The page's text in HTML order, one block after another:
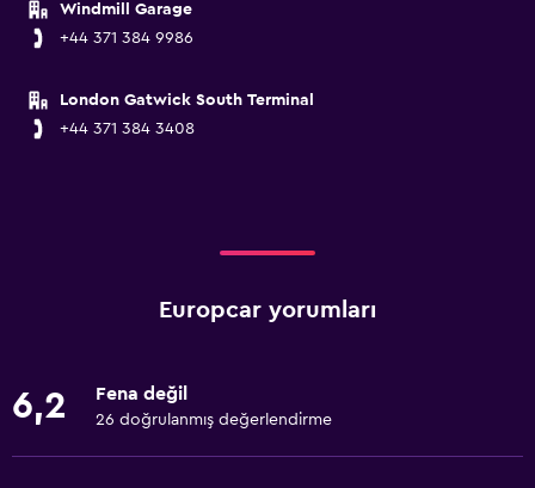
Windmill Garage
+44 371 384 9986
London Gatwick South Terminal
+44 371 384 3408
Europcar yorumları
6,2 Fena değil
26 doğrulanmış değerlendirme